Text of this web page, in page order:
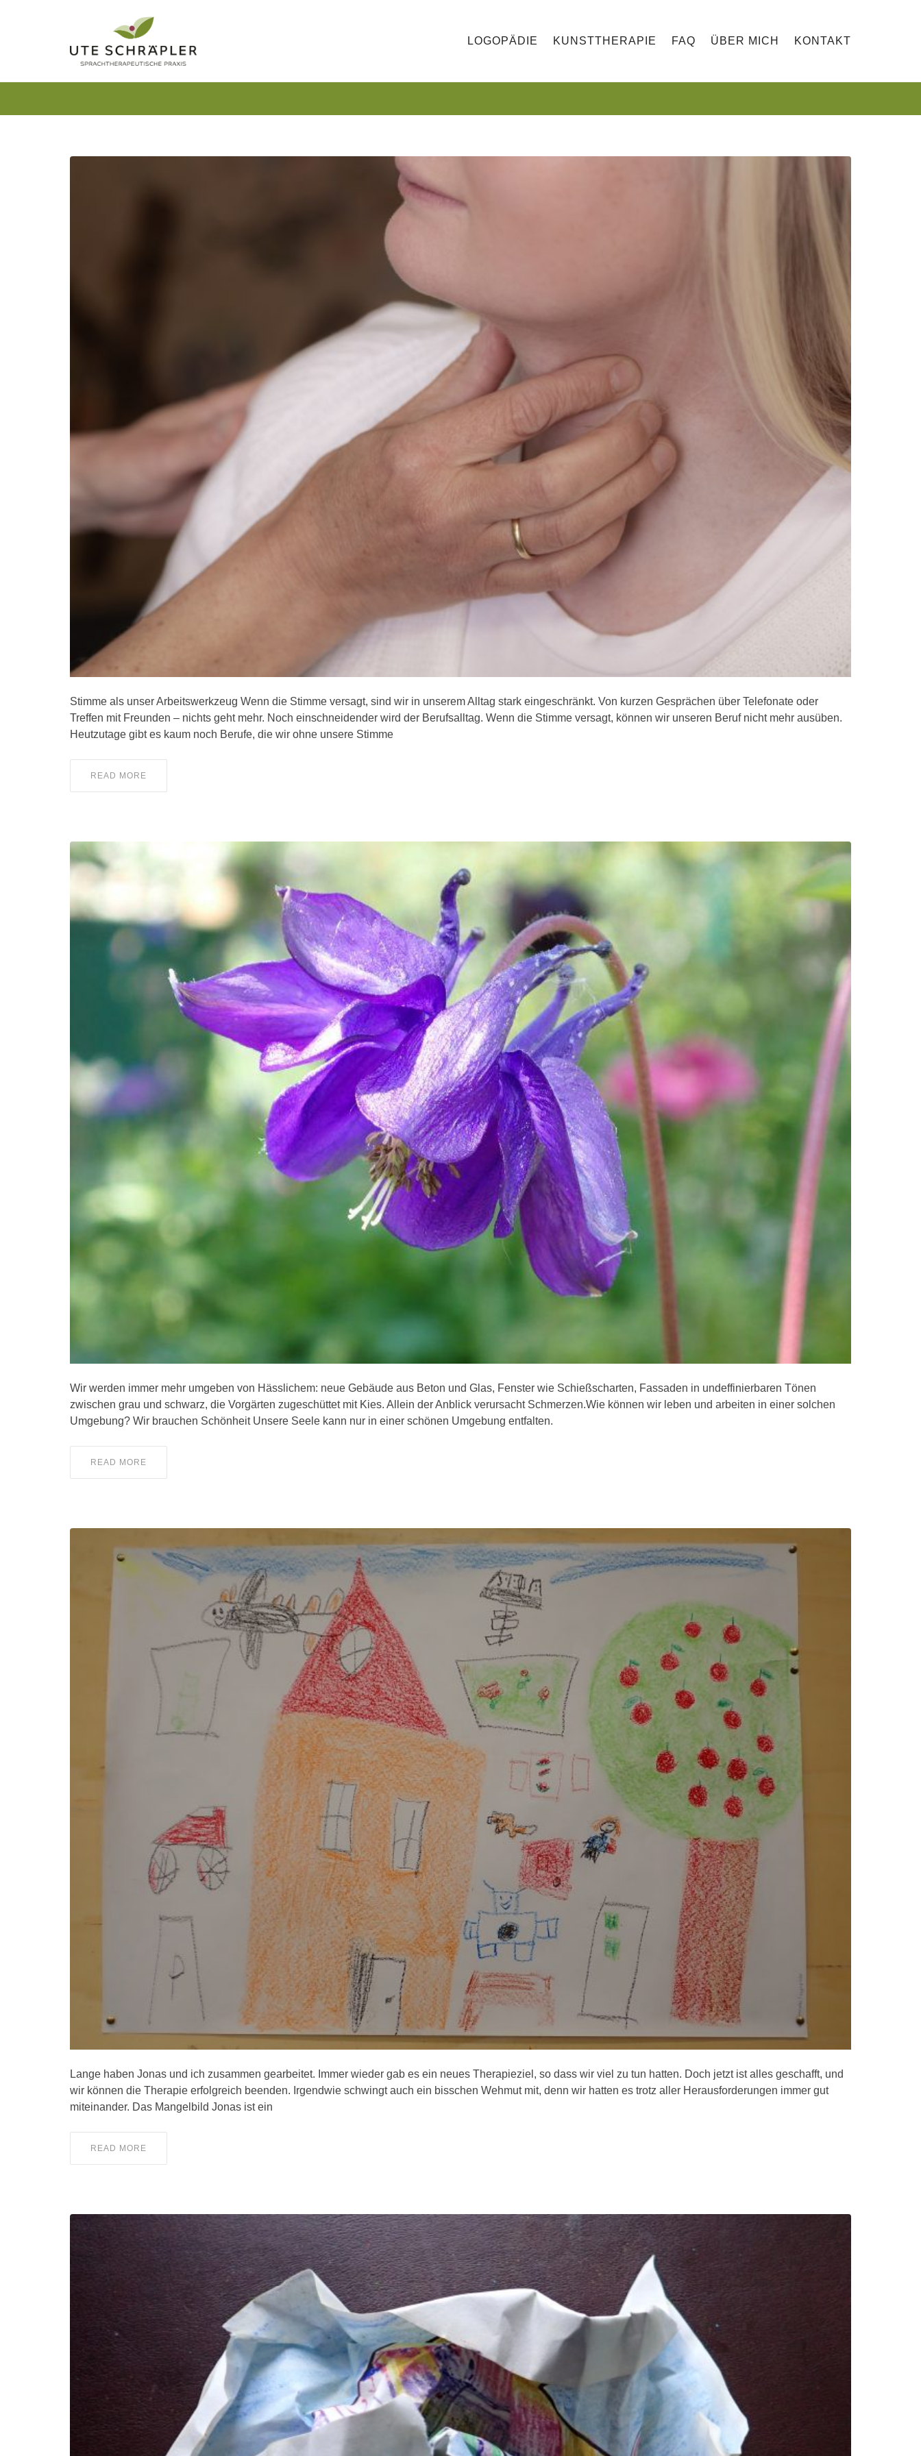
LOGOPÄDIE KUNSTTHERAPIE FAQ ÜBER MICH KONTAKT
Stimme als unser Arbeitswerkzeug Wenn die Stimme versagt, sind wir in unserem Alltag stark eingeschränkt. Von kurzen Gesprächen über Telefonate oder
Treffen mit Freunden – nichts geht mehr. Noch einschneidender wird der Berufsalltag. Wenn die Stimme versagt, können wir unseren Beruf nicht mehr ausüben.
Heutzutage gibt es kaum noch Berufe, die wir ohne unsere Stimme
READ MORE
Wir werden immer mehr umgeben von Hässlichem: neue Gebäude aus Beton und Glas, Fenster wie Schießscharten, Fassaden in undeffinierbaren Tönen
zwischen grau und schwarz, die Vorgärten zugeschüttet mit Kies. Allein der Anblick verursacht Schmerzen.Wie können wir leben und arbeiten in einer solchen
Umgebung? Wir brauchen Schönheit Unsere Seele kann nur in einer schönen Umgebung entfalten.
READ MORE
Lange haben Jonas und ich zusammen gearbeitet. Immer wieder gab es ein neues Therapieziel, so dass wir viel zu tun hatten. Doch jetzt ist alles geschafft, und
wir können die Therapie erfolgreich beenden. Irgendwie schwingt auch ein bisschen Wehmut mit, denn wir hatten es trotz aller Herausforderungen immer gut
miteinander. Das Mangelbild Jonas ist ein
READ MORE